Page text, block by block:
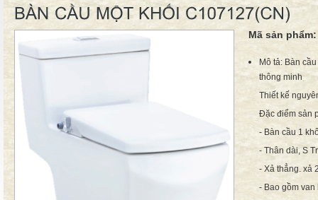
Mã sản
Mô tả: Bàn
thông minh
Thiết kế
Đặc điểm sản
- Bàn cầu 1
- Thân dài, S
- Xả thẳng. xả
- Bao gồm van